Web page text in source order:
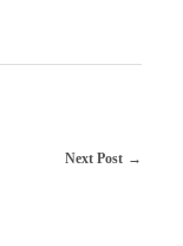
Next Post